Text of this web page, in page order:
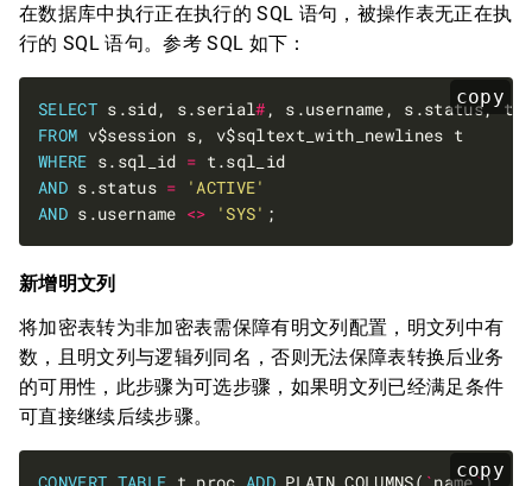
在数据库中执行正在执行的 SQL 语句，被操作表无正在执
行的 SQL 语句。参考 SQL 如下：
copy
SELECT s.sid, s.serial#
FROM
WHERE s.sql_id =
AND s.status =
'ACTIVE'
AND s.username <> 'SYS'
新增明文列
将加密表转为非加密表需保障有明文列配置，明文列中有
数，且明文列与逻辑列同名，否则无法保障表转换后业务
的可用性，此步骤为可选步骤，如果明文列已经满足条件
可直接继续后续步骤。
copy